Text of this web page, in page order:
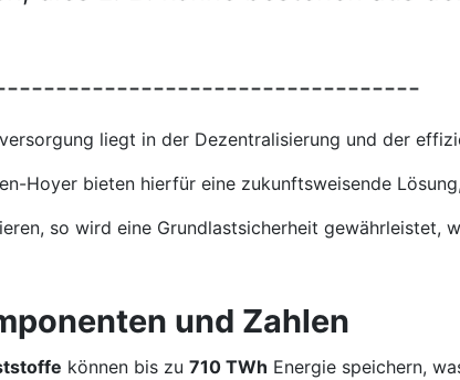
liegt in der Dezentralisierung und der
Hoyer bieten hierfür eine zukunftsweisende
so wird eine Grundlastsicherheit gewährleistet,
und Zahlen
können bis zu 710 TWh Energie speichern,